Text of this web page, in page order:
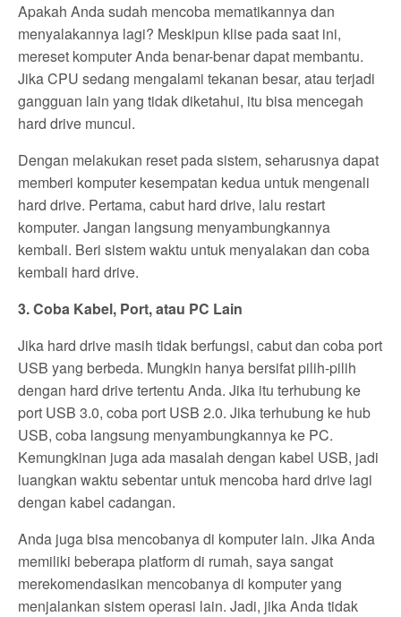
Apakah Anda sudah mencoba mematikannya dan
menyalakannya lagi? Meskipun klise pada saat ini,
mereset komputer Anda benar-benar dapat membantu.
Jika CPU sedang mengalami tekanan besar, atau terjadi
gangguan lain yang tidak diketahui, itu bisa mencegah
hard drive muncul.
Dengan melakukan reset pada sistem, seharusnya dapat
memberi komputer kesempatan kedua untuk mengenali
hard drive. Pertama, cabut hard drive, lalu restart
komputer. Jangan langsung menyambungkannya
kembali. Beri sistem waktu untuk menyalakan dan coba
kembali hard drive.
3. Coba Kabel, Port, atau PC Lain
Jika hard drive masih tidak berfungsi, cabut dan coba port
USB yang berbeda. Mungkin hanya bersifat pilih-pilih
dengan hard drive tertentu Anda. Jika itu terhubung ke
port USB 3.0, coba port USB 2.0. Jika terhubung ke hub
USB, coba langsung menyambungkannya ke PC.
Kemungkinan juga ada masalah dengan kabel USB, jadi
luangkan waktu sebentar untuk mencoba hard drive lagi
dengan kabel cadangan.
Anda juga bisa mencobanya di komputer lain. Jika Anda
memiliki beberapa platform di rumah, saya sangat
merekomendasikan mencobanya di komputer yang
menjalankan sistem operasi lain. Jadi, jika Anda tidak